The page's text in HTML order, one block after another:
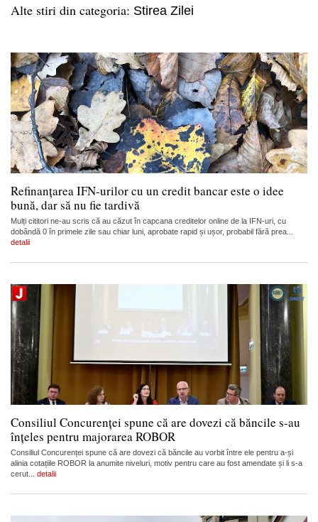
Alte stiri din categoria: Stirea Zilei
Refinanțarea IFN-urilor cu un credit bancar este o idee
bună, dar să nu fie tardivă
Mulți cititori ne-au scris că au căzut în capcana creditelor online de la IFN-uri, cu
dobândă 0 în primele zile sau chiar luni, aprobate rapid și ușor, probabil fără prea...
detalii
Consiliul Concurenței spune că are dovezi că băncile s-au
înțeles pentru majorarea ROBOR
Consiliul Concurenței spune că are dovezi că băncile au vorbit între ele pentru a-și
alinia cotațiile ROBOR la anumite niveluri, motiv pentru care au fost amendate și li s-a
cerut... detalii